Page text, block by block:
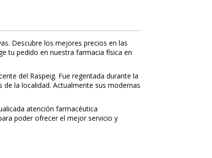
Descubre los mejores precios en las
tu pedido en nuestra farmacia física en
del Raspeig. Fue regentada durante la
la localidad. Actualmente sus modernas
atención farmacéutica
poder ofrecer el mejor servicio y